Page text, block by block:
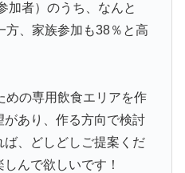
加者）のうち、なんと
方、家族参加も38％と高
めの専用飲食エリアを作
があり、作る方向で検討
、どしどしご提案くだ
んで欲しいです！